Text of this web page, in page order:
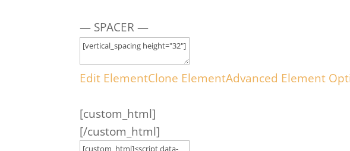
— SPACER —
Edit ElementClone ElementAdvanced Element
[custom_html]
[/custom_html]